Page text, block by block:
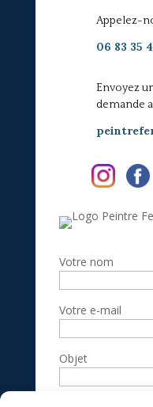
Appelez-
06 83 35
Envoyez
demande
Votre nom
Votre e-mail
Objet